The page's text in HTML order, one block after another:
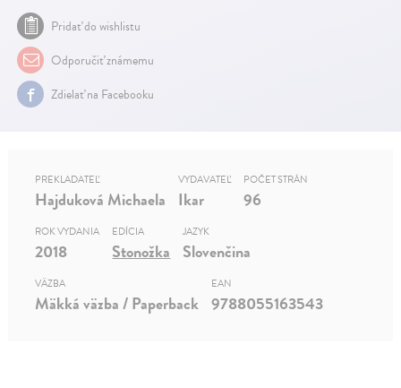
Pridať do wishlistu
Odporučiť známemu
Zdielať na Facebooku
PREKLADATEĽ
Hajduková Michaela
VYDAVATEĽ
Ikar
POČET STRÁN
96
ROK VYDANIA
2018
EDÍCIA
Stonožka
JAZYK
Slovenčina
VÄZBA
Mäkká väzba / Paperback
EAN
9788055163543